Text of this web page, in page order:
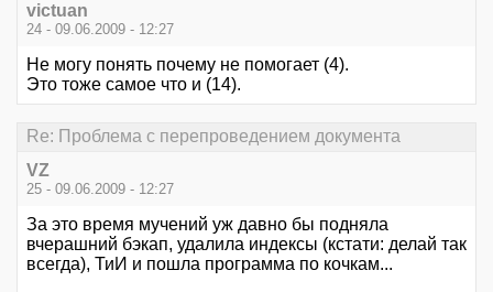
victuan
24 - 09.06.2009 - 12:27
Не могу понять почему не помогает (4).
Это тоже самое что и (14).
Re: Проблема с перепроведением документа
VZ
25 - 09.06.2009 - 12:27
За это время мучений уж давно бы подняла
вчерашний бэкап, удалила индексы (кстати: делай так
всегда), ТиИ и пошла программа по кочкам...